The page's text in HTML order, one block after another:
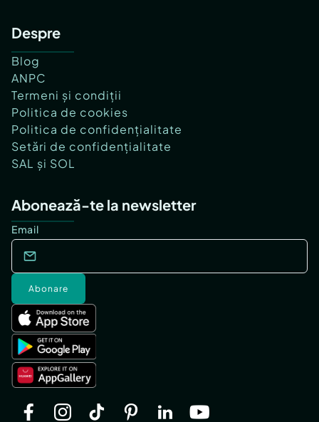
Despre
Blog
ANPC
Termeni și condiții
Politica de cookies
Politica de confidențialitate
Setări de confidențialitate
SAL și SOL
Abonează-te la newsletter
Email
Abonare